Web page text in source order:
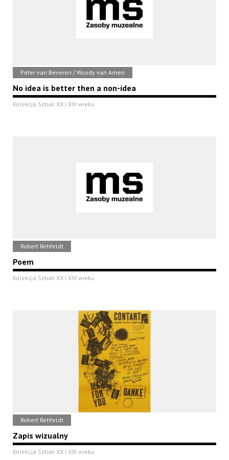
Peter van Beveren / Woody van Amen
No idea is better then a non-idea
Kolekcja Sztuki XX i XXI wieku
Robert Rehfeldt
Poem
Kolekcja Sztuki XX i XXI wieku
Robert Rehfeldt
Zapis wizualny
Kolekcja Sztuki XX i XXI wieku